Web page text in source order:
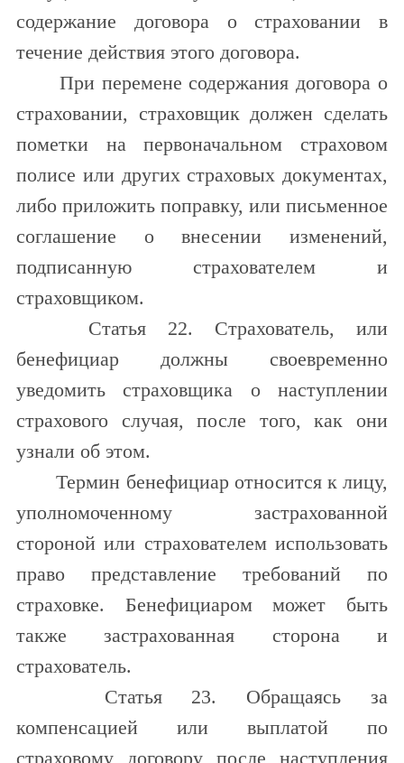
содержание договора о страховании в
течение действия этого договора.
При перемене содержания договора о
страховании, страховщик должен сделать
пометки на первоначальном страховом
полисе или других страховых документах,
либо приложить поправку, или письменное
соглашение о внесении изменений,
подписанную страхователем и
страховщиком.
Статья 22. Страхователь, или
бенефициар должны своевременно
уведомить страховщика о наступлении
страхового случая, после того, как они
узнали об этом.
Термин бенефициар относится к лицу,
уполномоченному застрахованной
стороной или страхователем использовать
право представление требований по
страховке. Бенефициаром может быть
также застрахованная сторона и
страхователь.
Статья 23. Обращаясь за
компенсацией или выплатой по
страховому договору после наступления